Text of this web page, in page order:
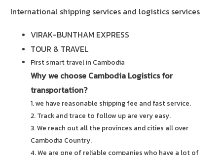
International shipping services and logistics services
VIRAK-BUNTHAM EXPRESS
TOUR & TRAVEL
First smart travel in Cambodia
Why we choose Cambodia Logistics for
transportation?
1. we have reasonable shipping fee and fast service.
2. Track and trace to follow up are very easy.
3. We reach out all the provinces and cities all over
Cambodia Country.
4. We are one of reliable companies who have a lot of